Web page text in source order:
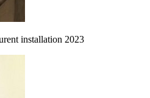
installation 2023